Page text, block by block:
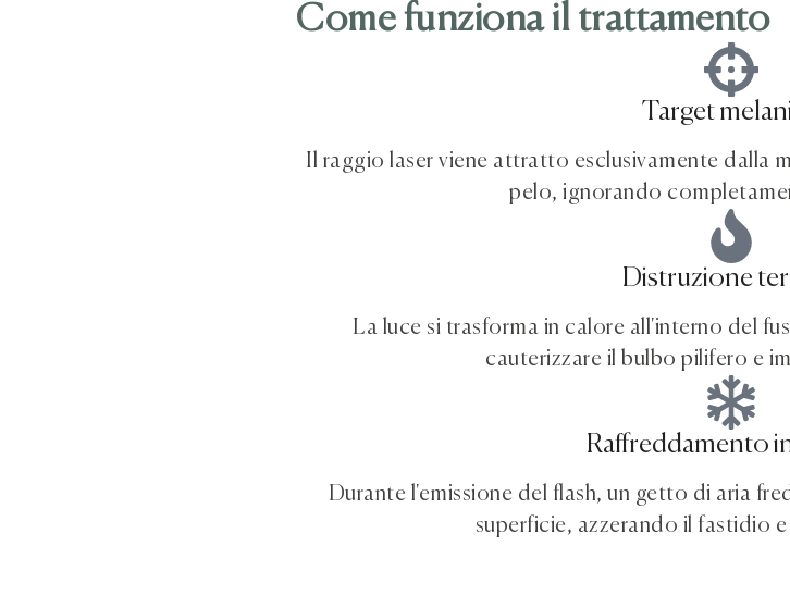
Come funziona il trattamento
Target
Il raggio laser viene attratto esclusivamente dalla
pelo, ignorando
Distruzione
La luce si trasforma in calore all'interno del
cauterizzare il bulbo pilifero e
Raffreddamento
Durante l'emissione del flash, un getto di aria
superficie, azzerando il fastidio